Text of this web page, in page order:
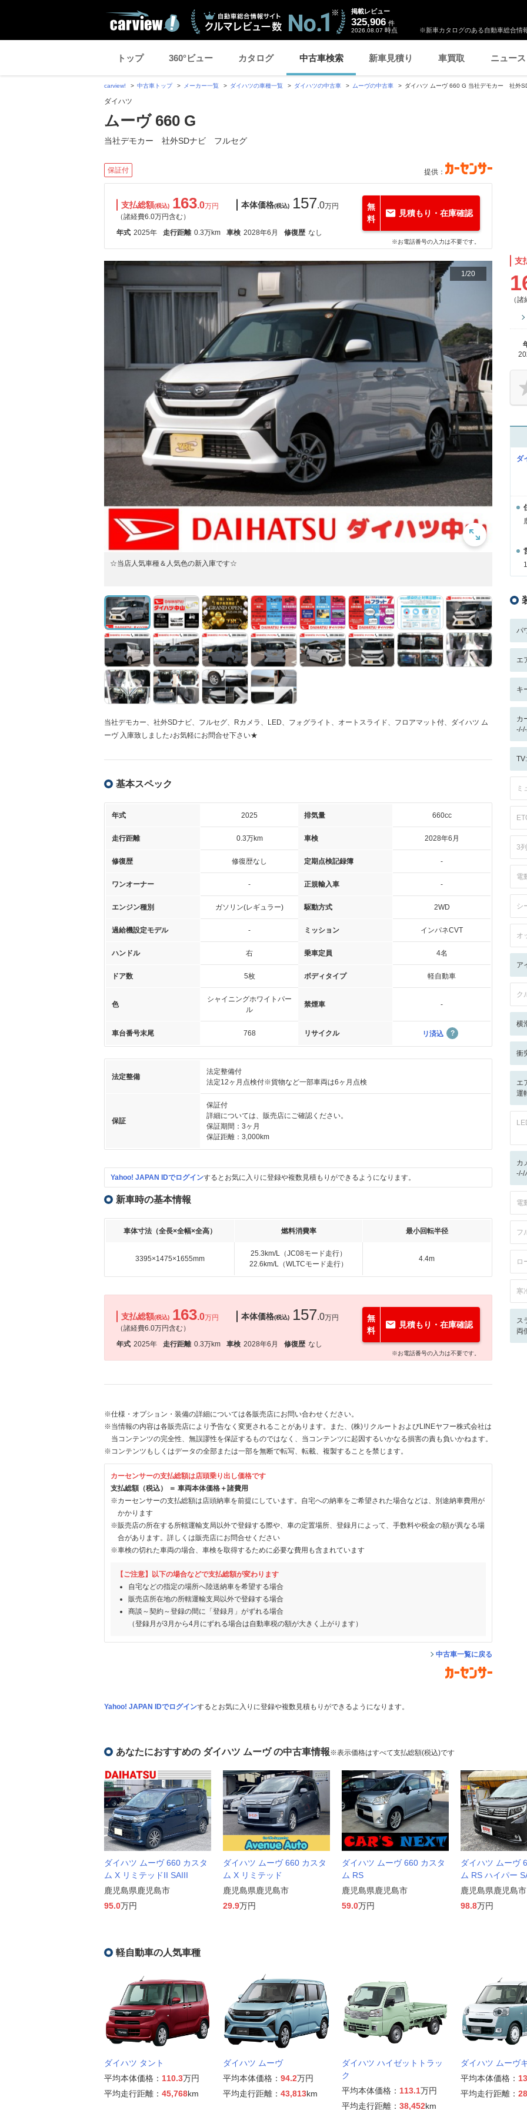
※新車カタログのある自動車総合情
掲載レビュー
325,906 件
2026.08.07 時点
トップ 360°ビュー カタログ 中古車検索 新車見積り 車買取 ニュース
carview! 中古車トップ メーカー一覧 ダイハツの車種一覧 ダイハツの中古車 ムーヴの中古車 ダイハツ ムーヴ 660 G 当社デモカー 社外
ダイハツ
ムーヴ 660 G
当社デモカー 社外SDナビ フルセグ
保証付 提供：
支払総額(税込) 163.0万円
（諸経費6.0万円含む）
本体価格(税込) 157.0万円
年式 2025年 走行距離 0.3万km 車検 2028年6月 修復歴 なし
無
料
見積もり・在庫確認
※お電話番号の入力は不要です。
1/20
☆当店人気車種＆人気色の新入庫です☆
当社デモカー、社外SDナビ、フルセグ、Rカメラ、LED、フォグライト、オートスライド、フロアマット付、ダイハツ ム
ーヴ 入庫致しました♪お気軽にお問合せ下さい★
基本スペック
年式 2025 排気量 660cc
走行距離 0.3万km 車検 2028年6月
修復歴 修復歴なし 定期点検記録簿 -
ワンオーナー - 正規輸入車 -
エンジン種別 ガソリン(レギュラー) 駆動方式 2WD
過給機設定モデル - ミッション インパネCVT
ハンドル 右 乗車定員 4名
ドア数 5枚 ボディタイプ 軽自動車
色
シャイニングホワイトパー
ル
禁煙車 -
車台番号末尾 768 リサイクル リ済込
法定整備
法定整備付
法定12ヶ月点検付※貨物など一部車両は6ヶ月点検
保証
保証付
詳細については、販売店にご確認ください。
保証期間：3ヶ月
保証距離：3,000km
Yahoo! JAPAN IDでログインするとお気に入りに登録や複数見積もりができるようになります。
新車時の基本情報
車体寸法（全長×全幅×全高） 燃料消費率 最小回転半径
3395×1475×1655mm
25.3km/L（JC08モード走行）
22.6km/L（WLTCモード走行）
4.4m
支払総額(税込) 163.0万円
（諸経費6.0万円含む）
本体価格(税込) 157.0万円
年式 2025年 走行距離 0.3万km 車検 2028年6月 修復歴 なし
無
料
見積もり・在庫確認
※お電話番号の入力は不要です。
※仕様・オプション・装備の詳細については各販売店にお問い合わせください。
※当情報の内容は各販売店により予告なく変更されることがあります。また、(株)リクルートおよびLINEヤフー株式会社は
当コンテンツの完全性、無誤謬性を保証するものではなく、当コンテンツに起因するいかなる損害の責も負いかねます。
※コンテンツもしくはデータの全部または一部を無断で転写、転載、複製することを禁じます。
カーセンサーの支払総額は店頭乗り出し価格です
支払総額（税込） ＝ 車両本体価格＋諸費用
※カーセンサーの支払総額は店頭納車を前提にしています。自宅への納車をご希望された場合などは、別途納車費用が
かかります
※販売店の所在する所轄運輸支局以外で登録する際や、車の定置場所、登録月によって、手数料や税金の額が異なる場
合があります。詳しくは販売店にお問合せください
※車検の切れた車両の場合、車検を取得するために必要な費用も含まれています
【ご注意】以下の場合などで支払総額が変わります
自宅などの指定の場所へ陸送納車を希望する場合
販売店所在地の所轄運輸支局以外で登録する場合
商談～契約～登録の間に「登録月」がずれる場合
（登録月が3月から4月にずれる場合は自動車税の額が大きく上がります）
中古車一覧に戻る
Yahoo! JAPAN IDでログインするとお気に入りに登録や複数見積もりができるようになります。
支
（
ダ
パ
エ
キ
カ
ミ
3
電
シ
オ
ア
ク
横
衝
エ
運
カ
-/-/
電
フ
ロ
寒
ス
両
あなたにおすすめの ダイハツ ムーヴ の中古車情報※表示価格はすべて支払総額(税込)です
ダイハツ ムーヴ 660 カスタ
ム X リミテッドII SAIII
鹿児島県鹿児島市
95.0万円
ダイハツ ムーヴ 660 カスタ
ム X リミテッド
鹿児島県鹿児島市
29.9万円
ダイハツ ムーヴ 660 カスタ
ム RS
鹿児島県鹿児島市
59.0万円
ダイハツ ムーヴ
ム RS ハイパー
鹿児島県鹿児島市
98.8万円
軽自動車の人気車種
ダイハツ タント
平均本体価格： 110.3万円
平均走行距離： 45,768km
ダイハツ ムーヴ
平均本体価格： 94.2万円
平均走行距離： 43,813km
ダイハツ ハイゼットトラッ
ク
平均本体価格： 113.1万円
平均走行距離： 38,452km
ダイハツ ムーヴ
平均本体価格：
平均走行距離：